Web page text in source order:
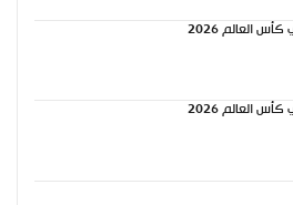
موعد مباراة العراق والنرويج في كأس العالم 2026
موعد مباراة فرنسا والسنغال في كأس العالم 2026